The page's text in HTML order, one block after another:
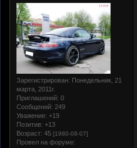
Зарегистрирован: Понедельник, 21
марта, 2011г.
Приглашений: 0
Сообщений: 249
Уважение: +19
Позитив: +13
Возраст: 45 [1980-08-07]
Провел на форуме: